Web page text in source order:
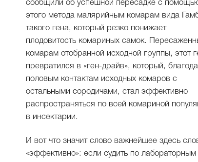
сообщили об успешной пересадке с
этого метода малярийным комарам вида
такого гена, который резко понижает
плодовитость комариных самок.
комарам отобранной исходной группы, этот
превратился в «ген-драйв», который,
половым контактам исходных комаров с
остальными сородичами, стал эффективно
распространяться по всей комариной
в инсектарии.
И вот что значит слово важнейшее здесь
«эффективно»: если судить по лабораторным